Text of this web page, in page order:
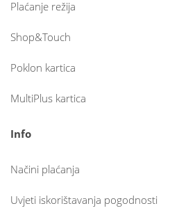
Plaćanje režija
Shop&Touch
Poklon kartica
MultiPlus kartica
Info
Načini plaćanja
Uvjeti iskorištavanja pogodnosti